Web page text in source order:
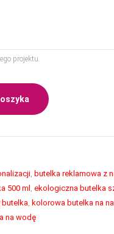
projektu.
, butelka reklamowa z
500 ml , ekologiczna butelka
butelka, kolorowa butelka na
na wodę